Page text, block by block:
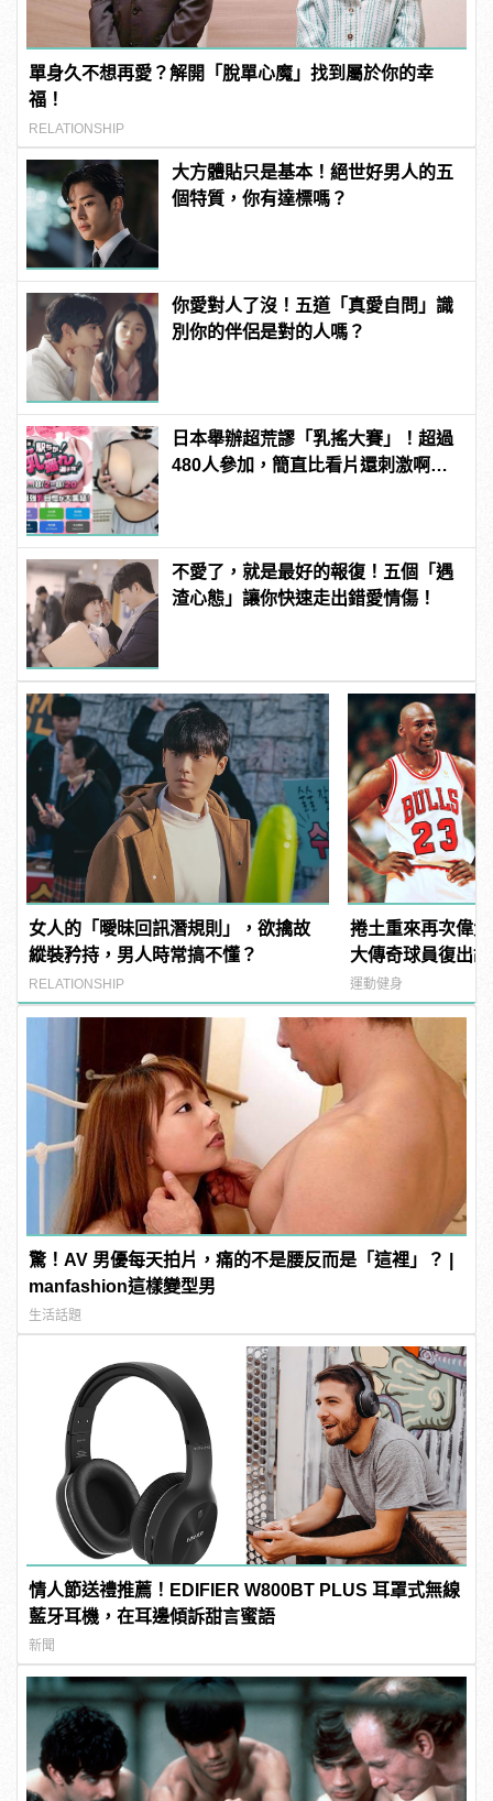
單身久不想再愛？解開「脫單心魔」找到屬於你的幸
福！
RELATIONSHIP
大方體貼只是基本！絕世好男人的五
個特質，你有達標嗎？
你愛對人了沒！五道「真愛自問」識
別你的伴侶是對的人嗎？
日本舉辦超荒謬「乳搖大賽」！超過
480人參加，簡直比看片還刺激啊！ |
不愛了，就是最好的報復！五個「遇
渣心態」讓你快速走出錯愛情傷！
女人的「曖昧回訊潛規則」，欲擒故
縱裝矜持，男人時常搞不懂？
RELATIONSHIP
捲土重來再次偉
大傳奇球員復出
運動健身
驚！AV 男優每天拍片，痛的不是腰反而是「這裡」？ |
manfashion這樣變型男
生活話題
情人節送禮推薦！EDIFIER W800BT PLUS 耳罩式無線
藍牙耳機，在耳邊傾訴甜言蜜語
新聞